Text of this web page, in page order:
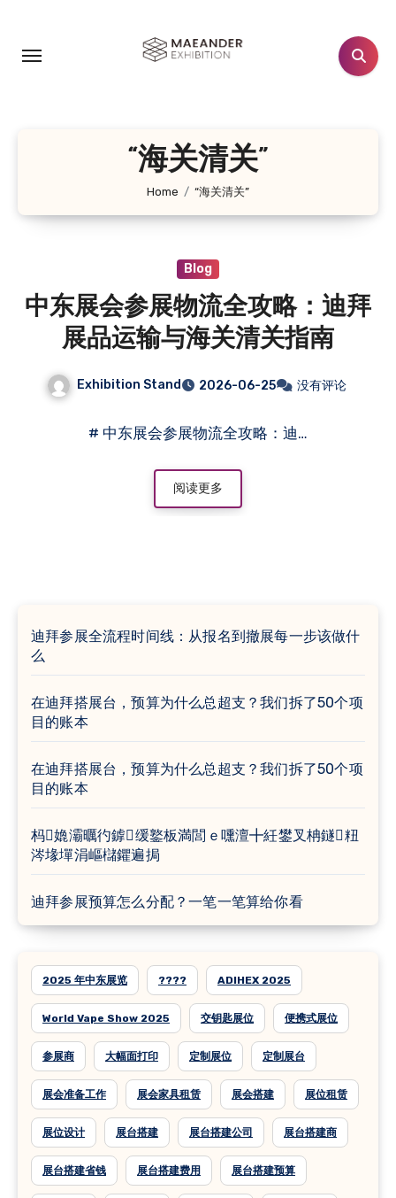
“海关清关”
Home “海关清关”
Blog
中东展会参展物流全攻略：迪拜
展品运输与海关清关指南
Exhibition Stand 2026-06-25 没有评论
# 中东展会参展物流全攻略：迪…
阅读更多
迪拜参展全流程时间线：从报名到撤展每一步该做什
么
在迪拜搭展台，预算为什么总超支？我们拆了50个项
目的账本
在迪拜搭展台，预算为什么总超支？我们拆了50个项
目的账本
杩嫓灞曞彴鎼缓鐜板満閭ｅ嚑澶╋紝鐢叉柟鐩粈
涔堟墠涓嶇櫧鑺遍挶
迪拜参展预算怎么分配？一笔一笔算给你看
2025 年中东展览 ???? ADIHEX 2025
World Vape Show 2025 交钥匙展位 便携式展位
参展商 大幅面打印 定制展位 定制展台
展会准备工作 展会家具租赁 展会搭建 展位租赁
展位设计 展台搭建 展台搭建公司 展台搭建商
展台搭建省钱 展台搭建费用 展台搭建预算